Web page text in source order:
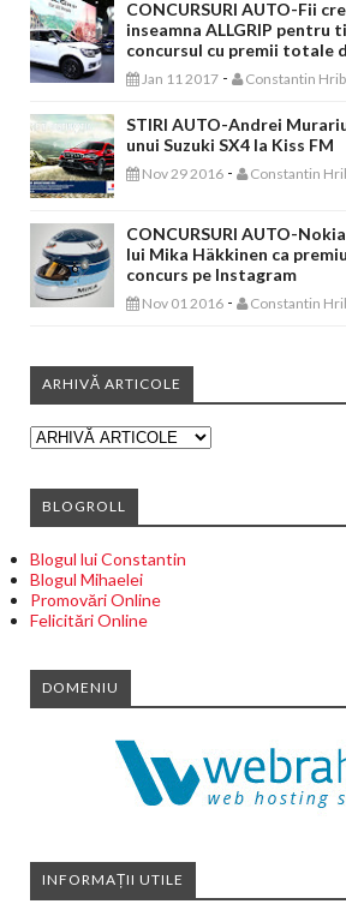
CONCURSURI AUTO-Fii
inseamna ALLGRIP pentru
concursul cu premii totale
Jan 11 2017 - Constantin
STIRI AUTO-Andrei
unui Suzuki SX4 la Kiss FM
Nov 29 2016 - Constantin
CONCURSURI AUTO-
lui Mika Häkkinen ca
concurs pe Instagram
Nov 01 2016 - Constantin
ARHIVĂ ARTICOLE
BLOGROLL
Blogul lui Constantin
Blogul Mihaelei
Promovări Online
Felicitări Online
DOMENIU
INFORMAȚII UTILE